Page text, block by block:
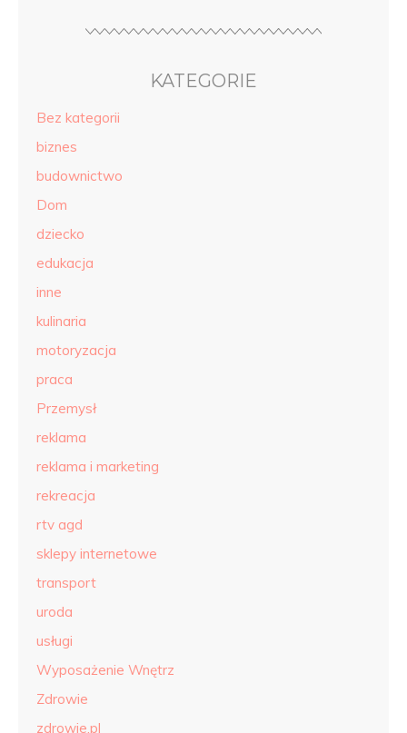
KATEGORIE
Bez kategorii
biznes
budownictwo
Dom
dziecko
edukacja
inne
kulinaria
motoryzacja
praca
Przemysł
reklama
reklama i marketing
rekreacja
rtv agd
sklepy internetowe
transport
uroda
usługi
Wyposażenie Wnętrz
Zdrowie
zdrowie.pl